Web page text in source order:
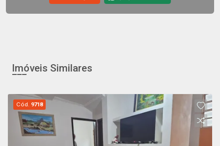
Imóveis Similares
Cód. 9718